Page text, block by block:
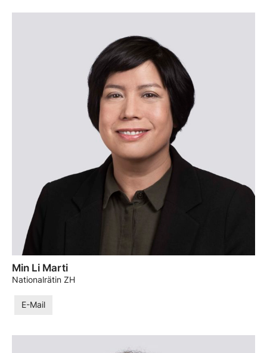
Min Li Marti
Nationalrätin ZH
E-Mail